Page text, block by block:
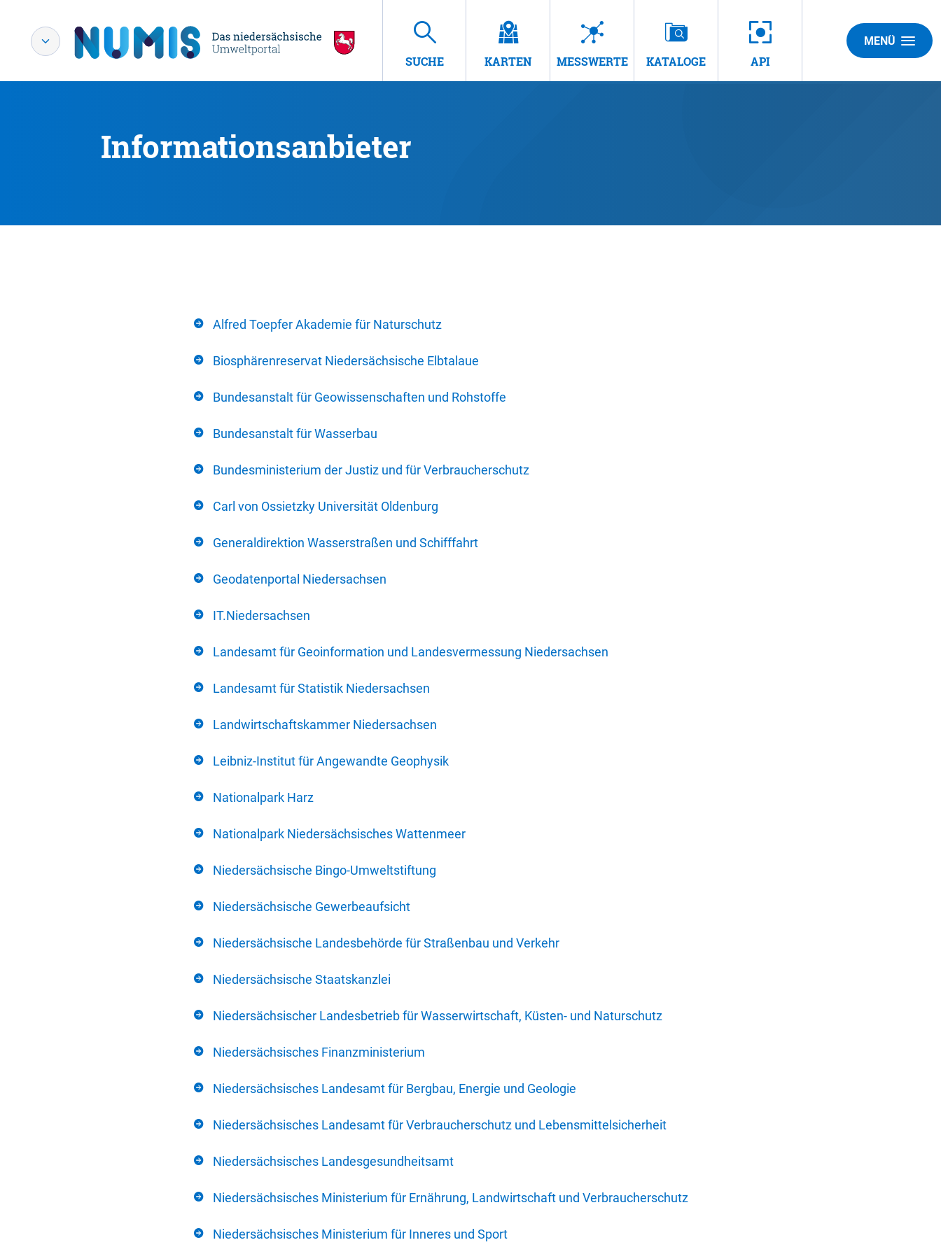
SUCHE KARTEN MESSWERTE KATALOGE API
MENÜ
Informationsanbieter
Alfred Toepfer Akademie für Naturschutz
Biosphärenreservat Niedersächsische Elbtalaue
Bundesanstalt für Geowissenschaften und Rohstoffe
Bundesanstalt für Wasserbau
Bundesministerium der Justiz und für Verbraucherschutz
Carl von Ossietzky Universität Oldenburg
Generaldirektion Wasserstraßen und Schifffahrt
Geodatenportal Niedersachsen
IT.Niedersachsen
Landesamt für Geoinformation und Landesvermessung Niedersachsen
Landesamt für Statistik Niedersachsen
Landwirtschaftskammer Niedersachsen
Leibniz-Institut für Angewandte Geophysik
Nationalpark Harz
Nationalpark Niedersächsisches Wattenmeer
Niedersächsische Bingo-Umweltstiftung
Niedersächsische Gewerbeaufsicht
Niedersächsische Landesbehörde für Straßenbau und Verkehr
Niedersächsische Staatskanzlei
Niedersächsischer Landesbetrieb für Wasserwirtschaft, Küsten- und Naturschutz
Niedersächsisches Finanzministerium
Niedersächsisches Landesamt für Bergbau, Energie und Geologie
Niedersächsisches Landesamt für Verbraucherschutz und Lebensmittelsicherheit
Niedersächsisches Landesgesundheitsamt
Niedersächsisches Ministerium für Ernährung, Landwirtschaft und Verbraucherschutz
Niedersächsisches Ministerium für Inneres und Sport